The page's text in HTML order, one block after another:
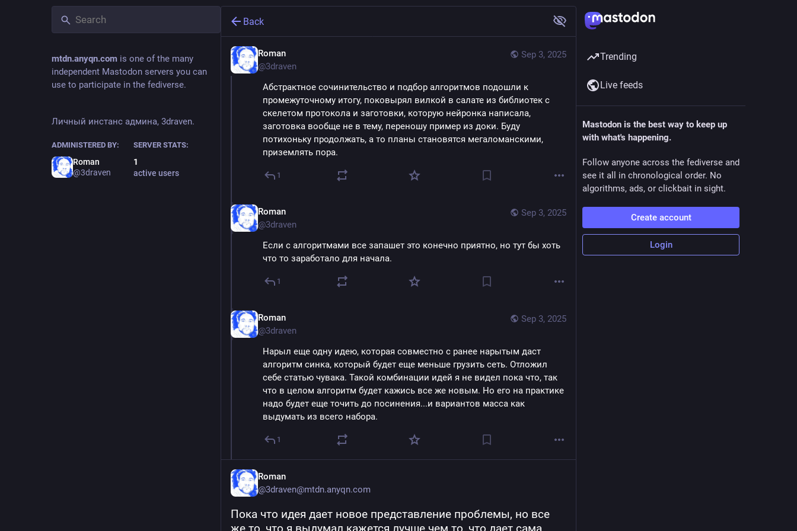
mtdn.anyqn.com is one of the many
independent Mastodon servers you can
use to participate in the fediverse.
Личный инстанс админа, 3draven.
ADMINISTERED BY:
Roman
@3draven
SERVER STATS:
1
active users
Back
Sep 3, 2025
Roman
@3draven
Абстрактное сочинительство и подбор алгоритмов подошли к
промежуточному итогу, поковырял вилкой в салате из библиотек с
скелетом протокола и заготовки, которую нейронка написала,
заготовка вообще не в тему, переношу пример из доки. Буду
потихоньку продолжать, а то планы становятся мегаломанскими,
приземлять пора.
1
Sep 3, 2025
Roman
@3draven
Если с алгоритмами все запашет это конечно приятно, но тут бы хоть
что то заработало для начала.
1
Sep 3, 2025
Roman
@3draven
Нарыл еще одну идею, которая совместно с ранее нарытым даст
алгоритм синка, который будет еще меньше грузить сеть. Отложил
себе статью чувака. Такой комбинации идей я не видел пока что, так
что в целом алгоритм будет кажись все же новым. Но его на практике
надо будет еще точить до посинения...и вариантов масса как
выдумать из всего набора.
1
Roman
@3draven@mtdn.anyqn.com
Пока что идея дает новое представление проблемы, но все
Trending
Live feeds
Mastodon is the best way to keep up
with what's happening.
Follow anyone across the fediverse and
see it all in chronological order. No
algorithms, ads, or clickbait in sight.
Create account
Login